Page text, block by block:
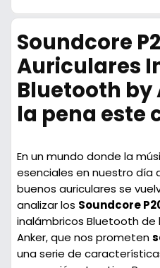
Soundcore
Auriculares
Bluetooth by
la pena este
En un mundo donde la
esenciales en nuestro día
buenos auriculares se
analizar los Soundcore
inalámbricos Bluetooth
Anker, que nos prometen
una serie de